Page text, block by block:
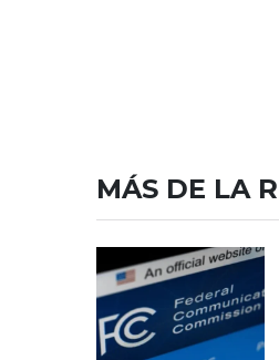
MÁS DE LA